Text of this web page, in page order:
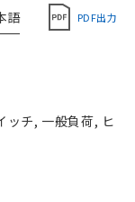
語 PDF出力
ッチ, 一般負荷, ヒ